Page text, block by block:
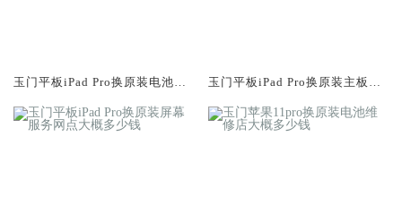
玉门平板iPad Pro换原装电池维
玉门平板iPad Pro换原装主板维